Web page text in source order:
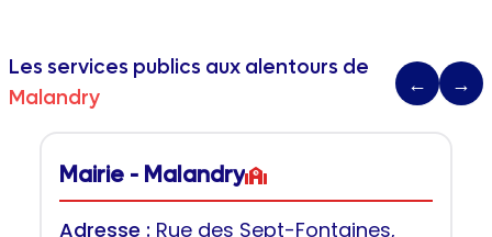
Les services publics aux alentours de
Malandry
← →
Mairie - Malandry
Adresse : Rue des Sept-Fontaines,